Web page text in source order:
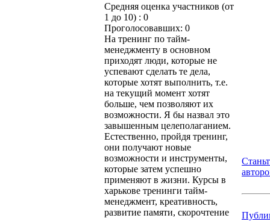
Средняя оценка участников (от
1 до 10) : 0
Проголосовавших: 0
На тренинг по тайм-
менеджменту в основном
приходят люди, которые не
успевают сделать те дела,
которые хотят выполнить, т.е.
на текущий момент хотят
больше, чем позволяют их
возможности. Я бы назвал это
завышенным целеполаганием.
Естественно, пройдя тренинг,
они получают новые
возможности и инструменты,
которые затем успешно
применяют в жизни. Курсы в
харькове тренинги тайм-
менеджмент, креативность,
развитие памяти, скорочтение